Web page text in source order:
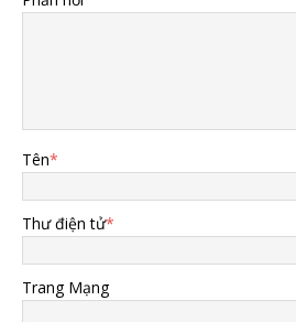
Tên*
Thư điện tử*
Trang Mạng